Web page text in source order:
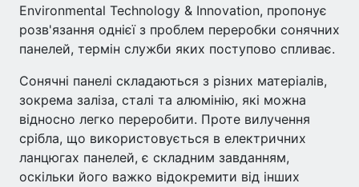
Environmental Technology & Innovation, пропонує
розв'язання однієї з проблем переробки сонячних
панелей, термін служби яких поступово спливає.
Сонячні панелі складаються з різних матеріалів,
зокрема заліза, сталі та алюмінію, які можна
відносно легко переробити. Проте вилучення
срібла, що використовується в електричних
ланцюгах панелей, є складним завданням,
оскільки його важко відокремити від інших